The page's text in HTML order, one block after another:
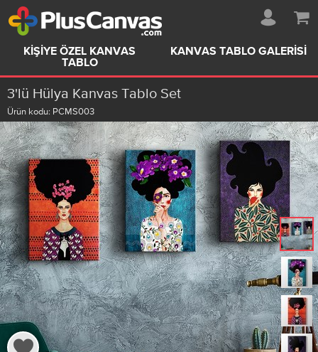
KIŞIYE ÖZEL KANVAS
TABLO
KANVAS TABLO GALERISI
3'lü Hülya Kanvas Tablo Set
Ürün kodu: PCMS003